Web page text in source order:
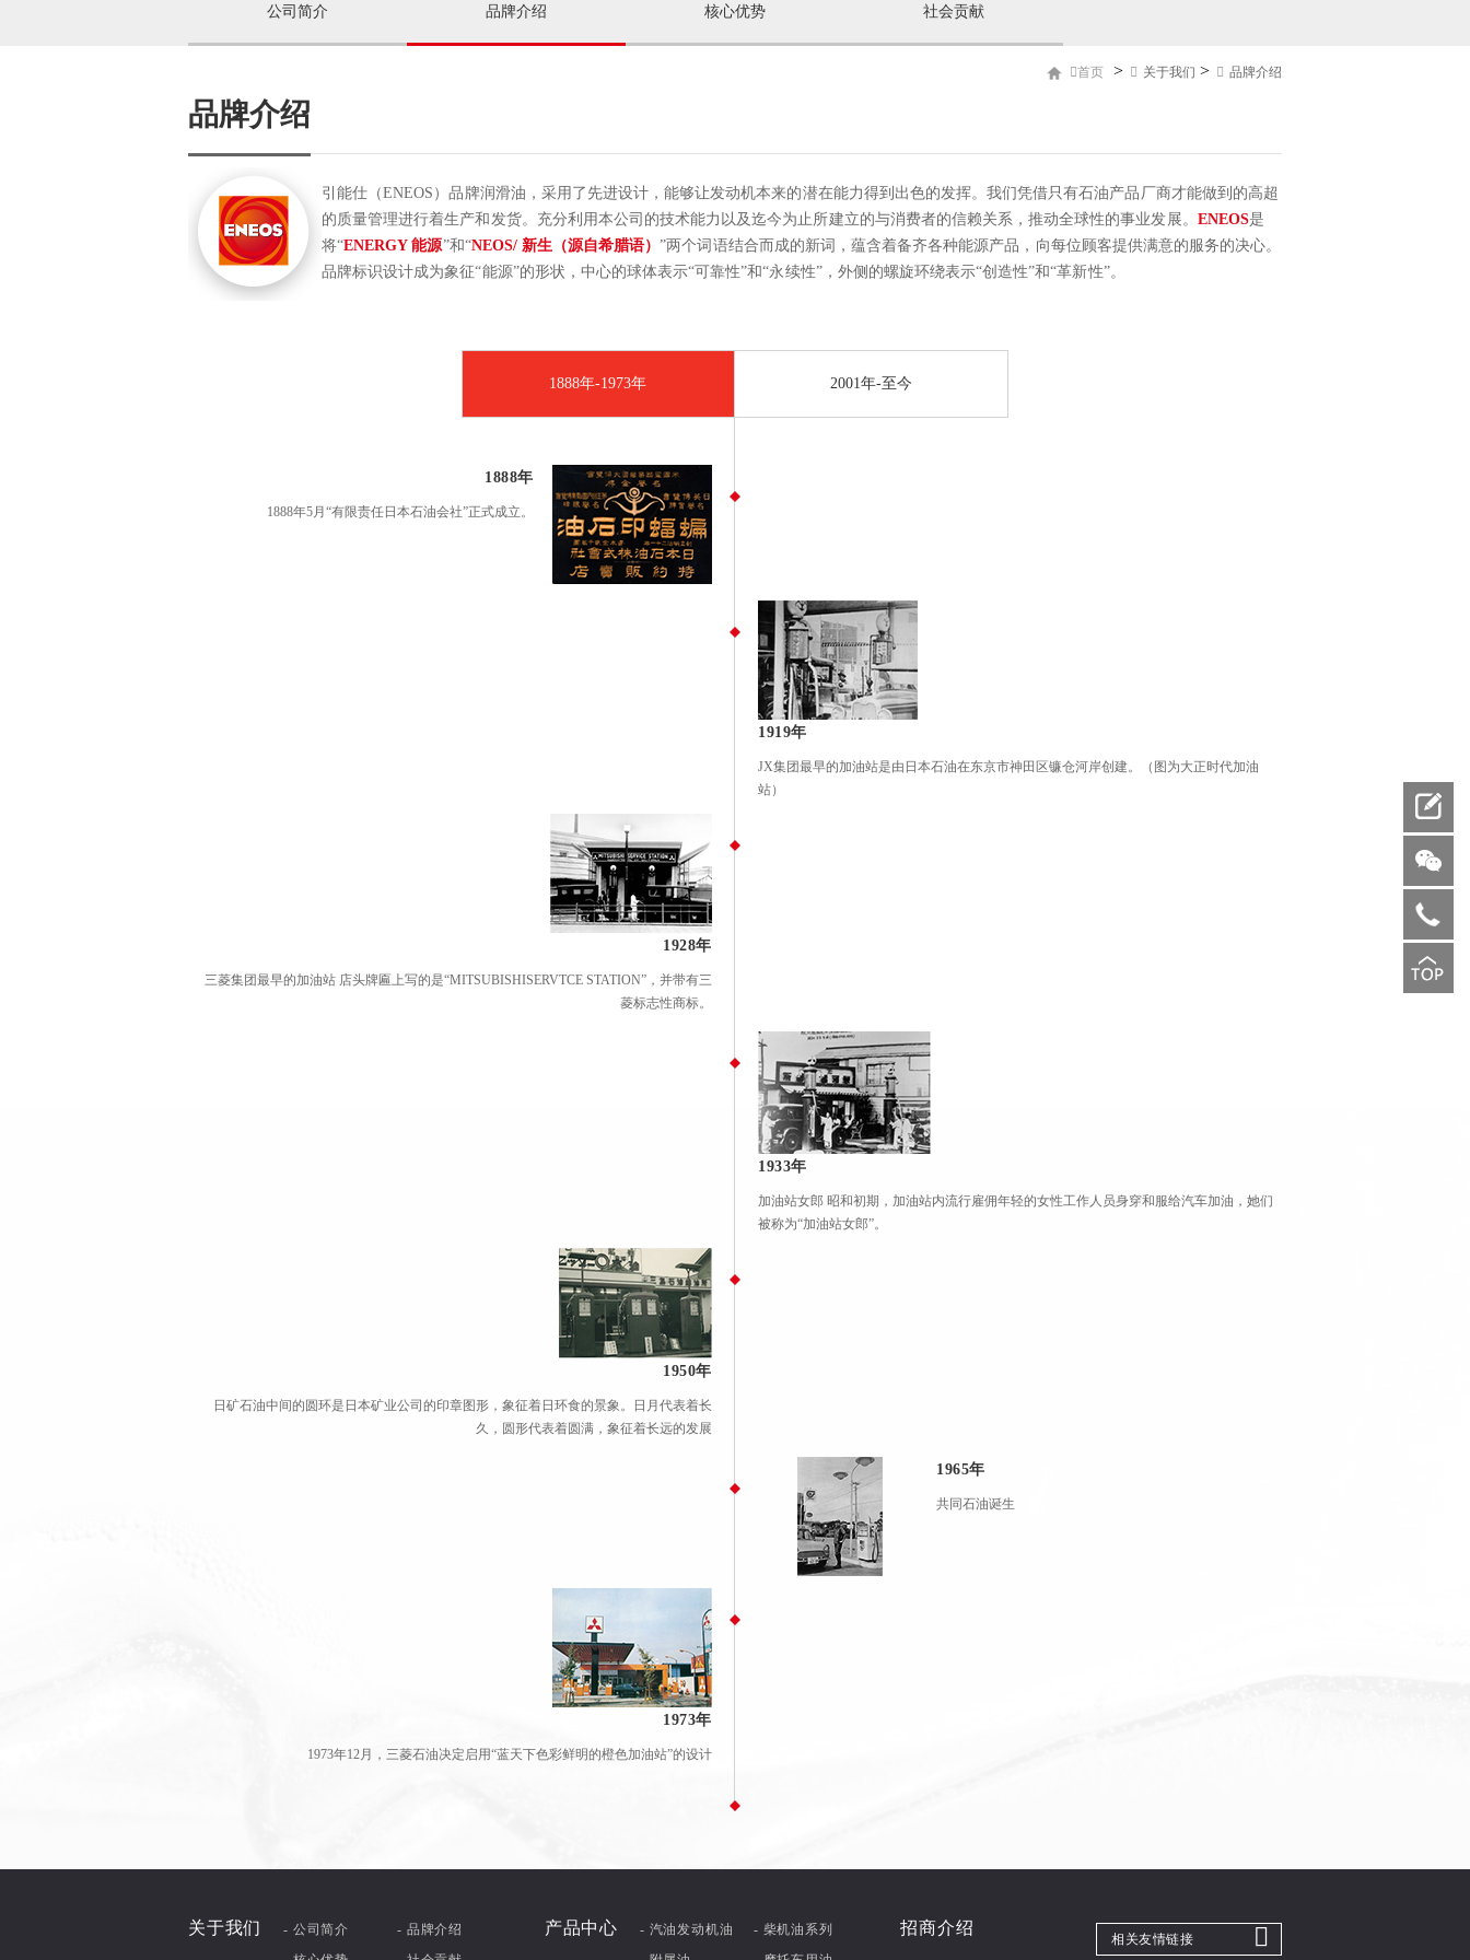
公司简介 品牌介绍 核心优势 社会贡献
首页 > 关于我们 > 品牌介绍
品牌介绍
引能仕（ENEOS）品牌润滑油，采用了先进设计，能够让发动机本来的潜在能力得到出色的发挥。我们凭借只有石油产品厂商才能做到的高超
的质量管理进行着生产和发货。充分利用本公司的技术能力以及迄今为止所建立的与消费者的信赖关系，推动全球性的事业发展。 ENEOS是
将“ENERGY 能源”和“NEOS/ 新生（源自希腊语）”两个词语结合而成的新词，蕴含着备齐各种能源产品，向每位顾客提供满意的服务的决心。
品牌标识设计成为象征“能源”的形状，中心的球体表示“可靠性”和“永续性”，外侧的螺旋环绕表示“创造性”和“革新性”。
1888年-1973年 2001年-至今
1888年
1888年5月“有限责任日本石油会社”正式成立。
1919年
JX集团最早的加油站是由日本石油在东京市神田区镰仓河岸创建。（图为大正时代加油
站）
1928年
三菱集团最早的加油站 店头牌匾上写的是“MITSUBISHISERVTCE STATION”，并带有三
菱标志性商标。
1933年
加油站女郎 昭和初期，加油站内流行雇佣年轻的女性工作人员身穿和服给汽车加油，她们
被称为“加油站女郎”。
1950年
日矿石油中间的圆环是日本矿业公司的印章图形，象征着日环食的景象。日月代表着长
久，圆形代表着圆满，象征着长远的发展
1965年
共同石油诞生
1973年
1973年12月，三菱石油决定启用“蓝天下色彩鲜明的橙色加油站”的设计
关于我们 - 公司简介
- 品牌介绍
产品中心 - 汽油发动机油
- 柴机油系列
招商介绍
相关友情链接